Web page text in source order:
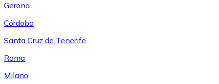
Gerona
Córdoba
Santa Cruz de Tenerife
Roma
Milano